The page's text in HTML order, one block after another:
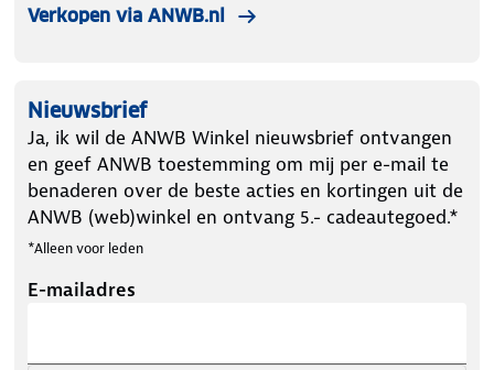
Verkopen via ANWB.nl
Nieuwsbrief
Ja, ik wil de ANWB Winkel nieuwsbrief ontvangen
en geef ANWB toestemming om mij per e-mail te
benaderen over de beste acties en kortingen uit de
ANWB (web)winkel en ontvang 5.- cadeautegoed.*
*Alleen voor leden
E-mailadres